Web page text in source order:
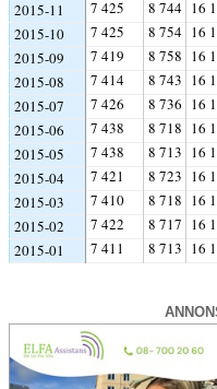
2015-11
7 425 8 744 16
2015-10
7 425 8 754 16
2015-09
7 419 8 758 16
2015-08
7 414 8 743 16
2015-07
7 426 8 736 16
2015-06
7 438 8 718 16
2015-05
7 438 8 713 16
2015-04
7 421 8 723 16
2015-03
7 410 8 718 16
2015-02
7 422 8 717 16
2015-01
7 411 8 713 16